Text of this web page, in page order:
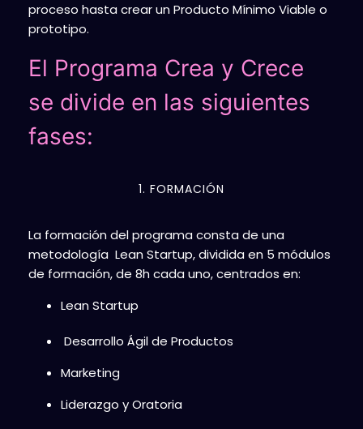
proceso hasta crearun Producto Mínimo Viable o
prototipo.
El Programa Crea y Crece
se divide en las siguientes
fases:
1. FORMACIÓN
La formación del programa consta de una
metodología Lean Startup, dividida en 5 módulos
de formación, de 8h cada uno, centrados en:
Lean Startup
Desarrollo Ágil de Productos
Marketing
Liderazgo y Oratoria